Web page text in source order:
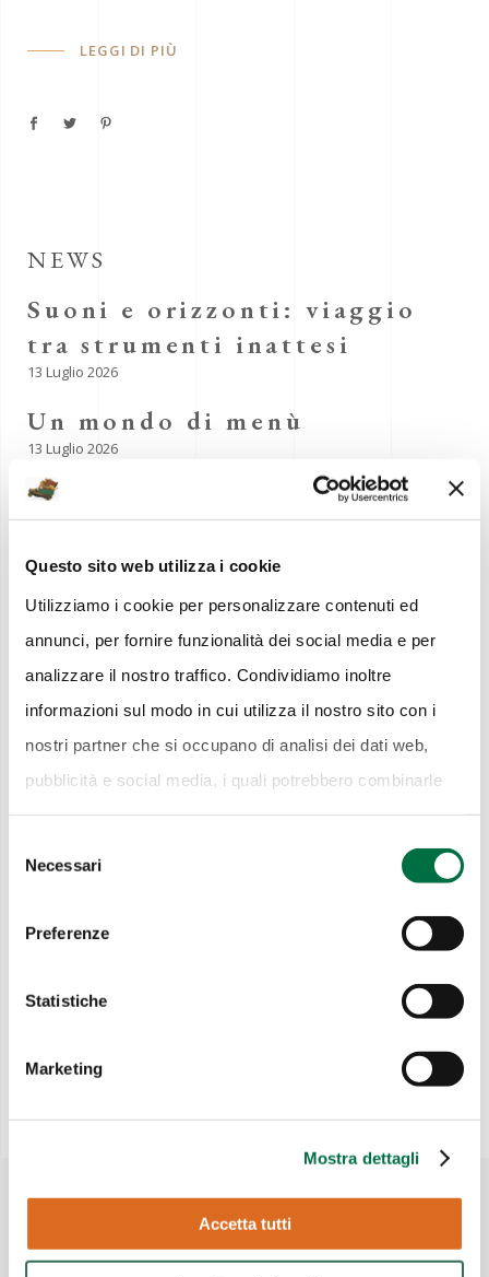
Questo sito web utilizza i cookie
Utilizziamo i cookie per personalizzare contenuti ed
annunci, per fornire funzionalità dei social media e per
analizzare il nostro traffico. Condividiamo inoltre
informazioni sul modo in cui utilizza il nostro sito con i
nostri partner che si occupano di analisi dei dati web,
pubblicità e social media, i quali potrebbero combinarle
con altre informazioni che ha fornito loro o che hanno
Cookie Policy.
delNecessari
Preferenze
Statistiche
Marketing
Mostra dettagli
Accetta tutti
LEGGI DI PIÙ
NEWS
Suoni e orizzonti: viaggio
tra strumenti inattesi
13 Luglio 2026
Un mondo di menù
13 Luglio 2026
“Pronto chi parla?”
L’evoluzione della telefonia
pubblica italiana
Ricami di Storia: il
Fazzoletto tra moda,
memoria e galateo
13 Luglio 2026
Lucio Dalla: vita e musica
9 Febbraio 2026
Gli accessori della vittoria:
5 Febbraio 2026
2 Febbraio 2026